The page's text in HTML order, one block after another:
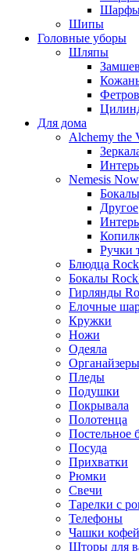
Шарфы
Шипы
Головные уборы
Шляпы
Для дома
Alchemy the
Nemesis Now
Другое
Ручки
Блюдца
Бокалы
Гирлянды
Елочные
Кружки
Ножи
Одеяла
Пледы
Подушки
Покрывала
Полотенца
Постельное
Посуда
Прихватки
Рюмки
Свечи
Тарелки с
Телефоны
Чашки
Шторы для